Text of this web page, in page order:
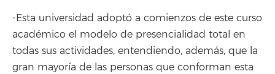
-Esta universidad adoptó a comienzos de este curso
académico el modelo de presencialidad total en
todas sus actividades, entendiendo, además, que la
gran mayoría de las personas que conforman esta